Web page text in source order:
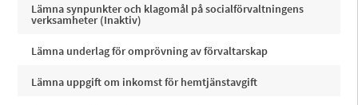
Lämna synpunkter och klagomål på socialförvaltningens
verksamheter (Inaktiv)
Lämna underlag för omprövning av förvaltarskap
Lämna uppgift om inkomst för hemtjänstavgift